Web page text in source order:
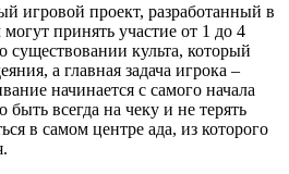
игровой проект, разработанный в
принять участие от 1 до 4
существовании культа, который
а главная задача игрока –
начинается с самого начала
всегда на чеку и не терять
в самом центре ада, из которого